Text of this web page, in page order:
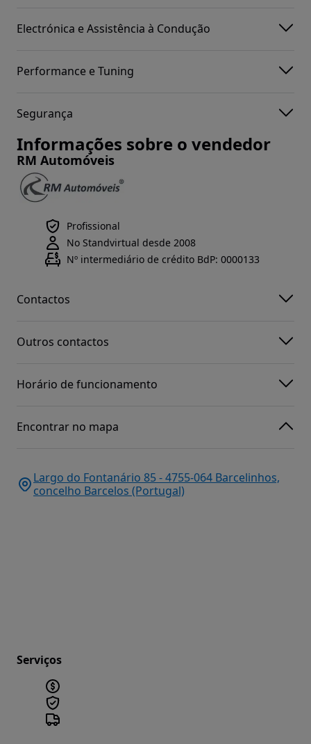
Electrónica e Assistência à Condução
Performance e Tuning
Segurança
Informações sobre o vendedor
RM Automóveis
Profissional
No Standvirtual desde 2008
Nº intermediário de crédito BdP: 0000133
Contactos
Outros contactos
Horário de funcionamento
Encontrar no mapa
Largo do Fontanário 85 - 4755-064 Barcelinhos,
concelho Barcelos (Portugal)
Serviços